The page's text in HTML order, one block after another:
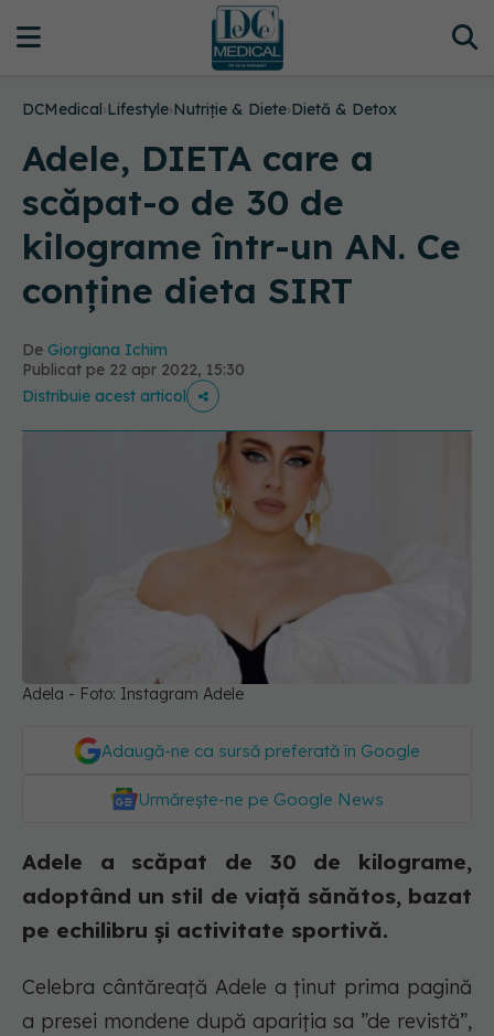
DCMedical›Lifestyle›Nutriție & Diete›Dietă & Detox
Adele, DIETA care a
scăpat-o de 30 de
kilograme într-un AN. Ce
conține dieta SIRT
De Giorgiana Ichim
Publicat pe 22 apr 2022, 15:30
Distribuie acest articol
Adela - Foto: Instagram Adele
Adaugă-ne ca sursă preferată în Google
Urmărește-ne pe Google News
Adele a scăpat de 30 de kilograme,
adoptând un stil de viață sănătos, bazat
pe echilibru și activitate sportivă.
Celebra cântăreață Adele a ținut prima pagină
a presei mondene după apariția sa ”de revistă”,